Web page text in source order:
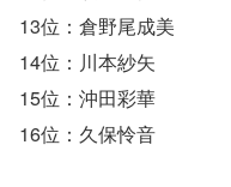
13位：倉野尾成美
14位：川本紗矢
15位：沖田彩華
16位：久保怜音